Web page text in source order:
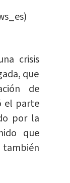
crisis
que
de
el parte
por la
que